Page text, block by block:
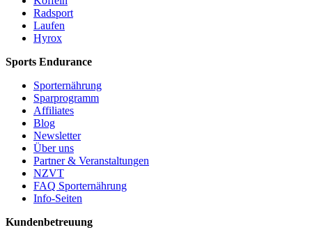
Radsport
Laufen
Hyrox
Sports Endurance
Sporternährung
Sparprogramm
Affiliates
Blog
Newsletter
Über uns
Partner & Veranstaltungen
NZVT
FAQ Sporternährung
Info-Seiten
Kundenbetreuung